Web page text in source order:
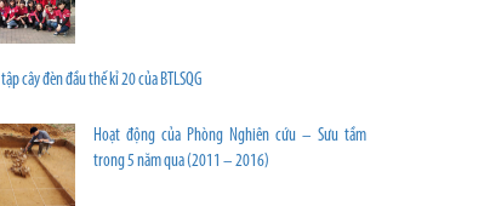
cây đèn đầu thế kỉ 20 của BTLSQG
Hoạt động của Phòng Nghiên cứu – Sưu tầm
trong 5 năm qua (2011 – 2016)